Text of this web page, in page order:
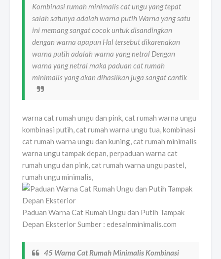
Kombinasi rumah minimalis cat ungu yang tepat
salah satunya adalah warna putih Warna yang satu
ini memang sangat cocok untuk disandingkan
dengan warna apapun Hal tersebut dikarenakan
warna putih adalah warna yang netral Dengan
warna yang netral maka paduan cat rumah
minimalis yang akan dihasilkan juga sangat cantik
warna cat rumah ungu dan pink, cat rumah warna ungu
kombinasi putih, cat rumah warna ungu tua, kombinasi
cat rumah warna ungu dan kuning, cat rumah minimalis
warna ungu tampak depan, perpaduan warna cat
rumah ungu dan pink, cat rumah warna ungu pastel,
rumah ungu minimalis,
Paduan Warna Cat Rumah Ungu dan Putih Tampak
Depan Eksterior Sumber : edesainminimalis.com
45 Warna Cat Rumah Minimalis Kombinasi